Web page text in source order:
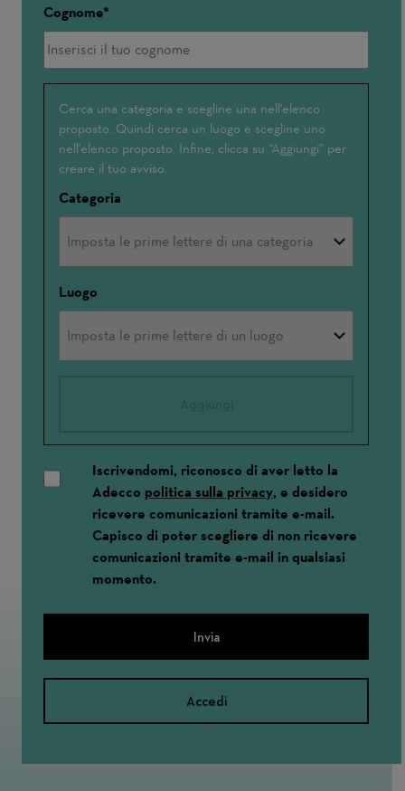
Cognome
Interessato(a)
a
Cerca una categoria e scegline una nell'elenco
proposto. Quindi cerca un luogo e scegline uno
nell'elenco proposto. Infine, clicca su “Aggiungi” per
creare il tuo avviso.
Categoria
Luogo
Iscrivendomi, riconosco di aver letto la
Adecco politica sulla privacy, e desidero
ricevere comunicazioni tramite e-mail.
Capisco di poter scegliere di non ricevere
comunicazioni tramite e-mail in qualsiasi
momento.
Invia
Accedi